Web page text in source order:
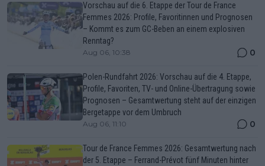
Vorschau auf die 6. Etappe der Tour de France
Femmes 2026: Profile, Favoritinnen und Prognosen
– Kommt es zum GC-Beben an einem explosiven
Renntag?
Aug 06, 10:38 0
Polen-Rundfahrt 2026: Vorschau auf die 4. Etappe,
Profile, Favoriten, TV- und Online-Übertragung sowie
Prognosen – Gesamtwertung steht auf der einzigen
Bergetappe vor dem Umbruch
Aug 06, 11:10 0
Tour de France Femmes 2026: Gesamtwertung nach
der 5. Etappe – Ferrand-Prévot fünf Minuten hinter